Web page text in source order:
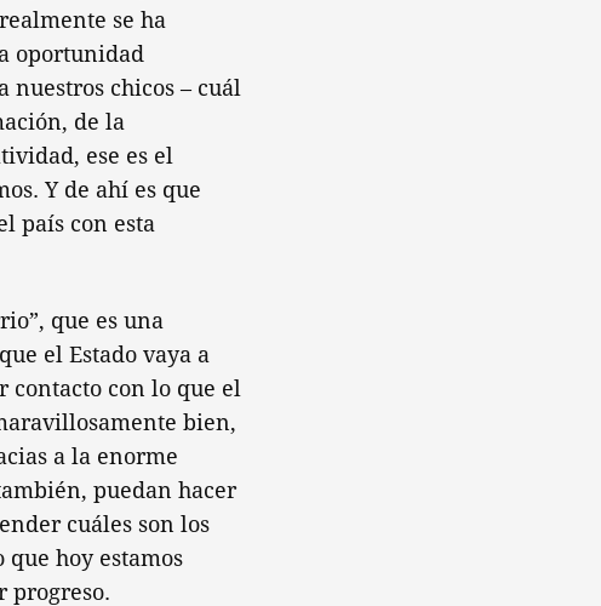
se ha
oportunidad
nuestros chicos – cuál
de la
ese es el
Y de ahí es que
país con esta
que es una
el Estado vaya a
contacto con lo que el
bien,
a la enorme
puedan hacer
cuáles son los
hoy estamos
progreso.